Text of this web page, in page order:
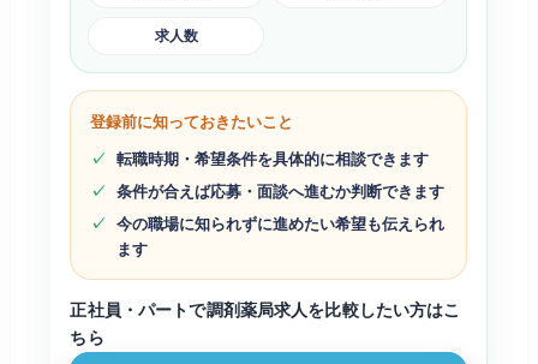
求人数
登録前に知っておきたいこと
転職時期・希望条件を具体的に相談できます
条件が合えば応募・面談へ進むか判断できます
今の職場に知られずに進めたい希望も伝えられ
ます
正社員・パートで調剤薬局求人を比較したい方はこ
ちら